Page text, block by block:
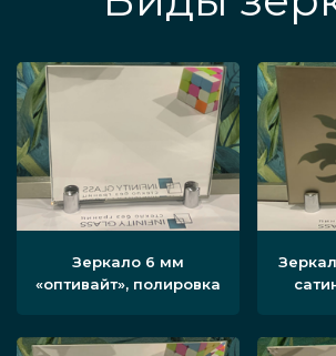
Зеркало 6 мм
«оптивайт», полировка